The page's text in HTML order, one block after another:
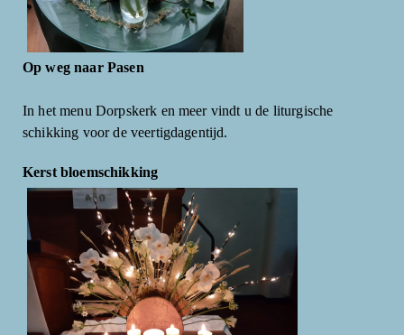
Op weg naar Pasen
In het menu Dorpskerk en meer vindt u de liturgische
schikking voor de veertigdagentijd.
Kerst bloemschikking